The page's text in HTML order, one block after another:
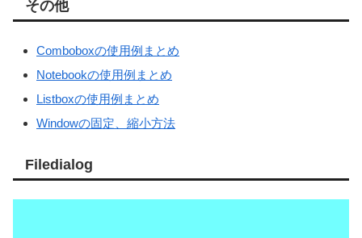
その他
Comboboxの使用例まとめ
Notebookの使用例まとめ
Listboxの使用例まとめ
Windowの固定、縮小方法
Filedialog